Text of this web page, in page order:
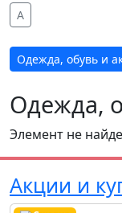
A
Одежда, обувь и
Одежда,
Элемент не
Акции и